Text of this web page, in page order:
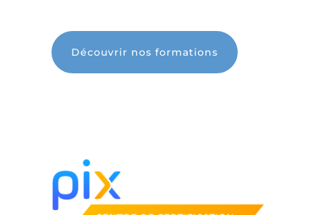
Découvrir nos formations